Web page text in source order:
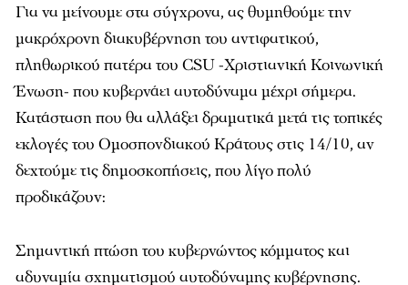
Για να μείνουμε στα σύγχρονα, ας θυμηθούμε την
μακρόχρονη διακυβέρνηση του αντιφατικού,
πληθωρικού πατέρα του CSU -Χριστιανική Κοινωνική
Ένωση- που κυβερνάει αυτοδύναμα μέχρι σήμερα.
Κατάσταση που θα αλλάξει δραματικά μετά τις τοπικές
εκλογές του Ομοσπονδιακού Κράτους στις 14/10, αν
δεχτούμε τις δημοσκοπήσεις, που λίγο πολύ
προδικάζουν:
Σημαντική πτώση του κυβερνώντος κόμματος και
αδυναμία σχηματισμού αυτοδύναμης κυβέρνησης.